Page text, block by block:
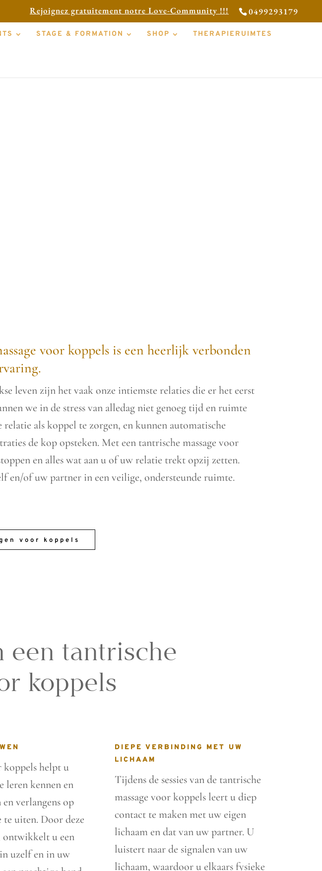
0499293179
Rejoignez gratuitement notre Love-Community !!!
STAGE & FORMATION SHOP THERAPIERUIMTES
voor koppels is een heerlijk verbonden
leven zijn het vaak onze intiemste relaties die er het eerst
we in de stress van alledag niet genoeg tijd en ruimte
als koppel te zorgen, en kunnen automatische
de kop opsteken. Met een tantrische massage voor
en alles wat aan u of uw relatie trekt opzij zetten.
en/of uw partner in een veilige, ondersteunde ruimte.
voor koppels
een tantrische
koppels
koppels helpt u
leren kennen en
verlangens op
uiten. Door deze
ontwikkelt u een
uzelf en in uw
DIEPE VERBINDING MET UW
LICHAAM
Tijdens de sessies van de tantrische
massage voor koppels leert u diep
contact te maken met uw eigen
lichaam en dat van uw partner. U
luistert naar de signalen van uw
lichaam, waardoor u elkaars fysieke